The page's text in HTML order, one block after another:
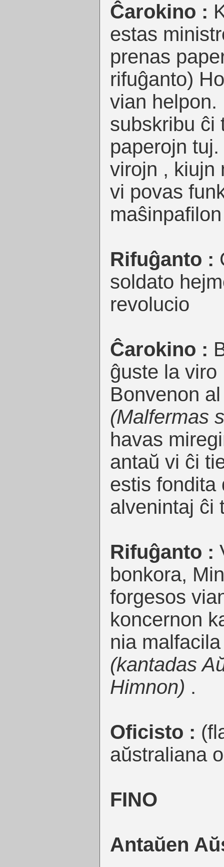
Ĉarokino :
estas
prenas
rifuĝanto)
vian helpon.
subskribu ĉi
paperojn
virojn , kiujn
vi povas
Rifuĝanto :
soldato
revolucio
Ĉarokino :
ĝuste la viro
Bonvenon
(Malfermas
havas
antaŭ vi ĉi
estis fondita
alvenintaj ĉi
Rifuĝanto :
bonkora,
forgesos
koncernon
nia
(kantadas
Himnon) .
Oficisto :
aŭstraliana
FINO
Antaŭen